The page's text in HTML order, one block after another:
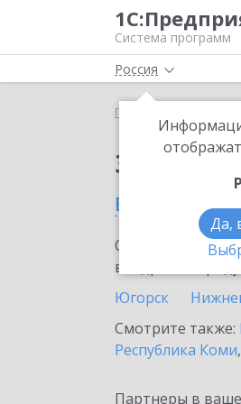
Система программ
Россия
Да,
Главная
в
Ознакомьтесь с
внедрение
Югорск
Смотрите также:
Республика Коми,
Партнеры в